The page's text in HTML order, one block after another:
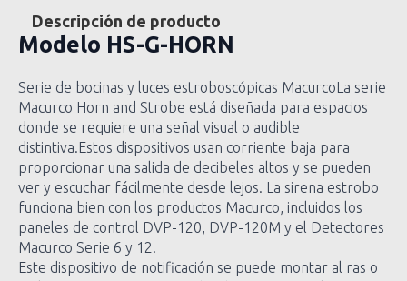
Descripción de producto
Modelo HS-G-HORN
Serie de bocinas y luces estroboscópicas MacurcoLa serie
Macurco Horn and Strobe está diseñada para espacios
donde se requiere una señal visual o audible
distintiva.Estos dispositivos usan corriente baja para
proporcionar una salida de decibeles altos y se pueden
ver y escuchar fácilmente desde lejos. La sirena estrobo
funciona bien con los productos Macurco, incluidos los
paneles de control DVP-120, DVP-120M y el Detectores
Macurco Serie 6 y 12.
Este dispositivo de notificación se puede montar al ras o